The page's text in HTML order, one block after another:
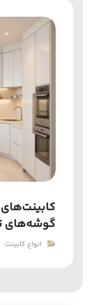
گوشه‌های
انواع کابینت